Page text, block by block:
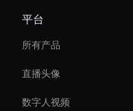
平台
所有产品
直播头像
数字人视频